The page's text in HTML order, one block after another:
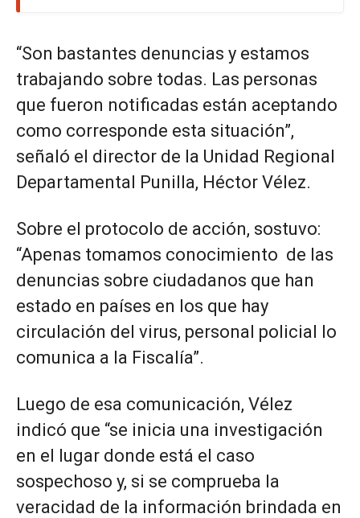
“Son bastantes denuncias y estamos
trabajando sobre todas. Las personas
que fueron notificadas están aceptando
como corresponde esta situación”,
señaló el director de la Unidad Regional
Departamental Punilla, Héctor Vélez.
Sobre el protocolo de acción, sostuvo:
“Apenas tomamos conocimiento de las
denuncias sobre ciudadanos que han
estado en países en los que hay
circulación del virus, personal policial lo
comunica a la Fiscalía”.
Luego de esa comunicación, Vélez
indicó que “se inicia una investigación
en el lugar donde está el caso
sospechoso y, si se comprueba la
veracidad de la información brindada en